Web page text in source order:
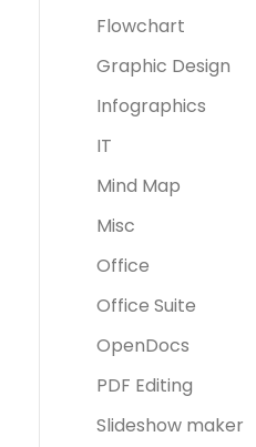
Flowchart
Graphic Design
Infographics
IT
Mind Map
Misc
Office
Office Suite
OpenDocs
PDF Editing
Slideshow maker